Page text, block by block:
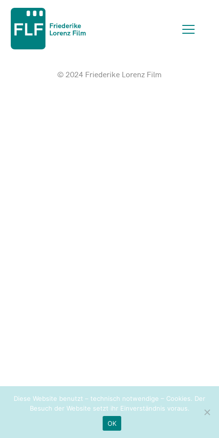
© 2024 Friederike Lorenz Film
Diese Website benutzt – technisch notwendige – Cookies. Der
Besuch der Website setzt ihr Einverständnis voraus.
OK